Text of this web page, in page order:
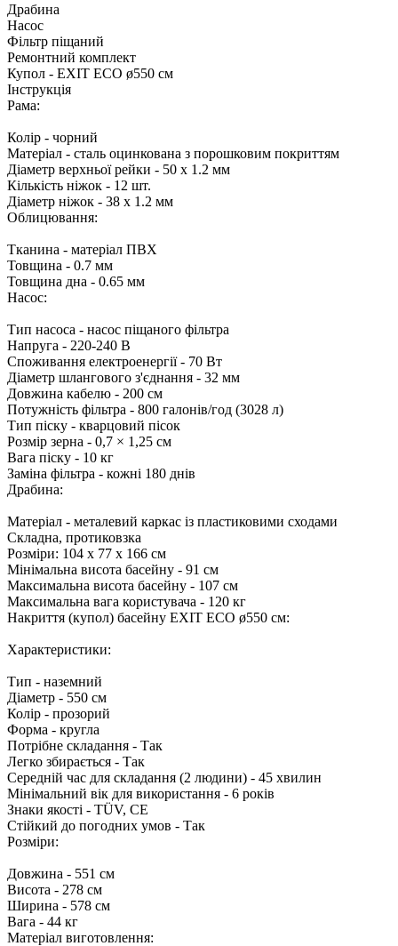
Драбина
Насос
Фільтр піщаний
Ремонтний комплект
Купол - EXIT ECO ø550 см
Інструкція
Рама:
Колір - чорний
Матеріал - сталь оцинкована з порошковим покриттям
Діаметр верхньої рейки - 50 х 1.2 мм
Кількість ніжок - 12 шт.
Діаметр ніжок - 38 х 1.2 мм
Облицювання:
Тканина - матеріал ПВХ
Товщина - 0.7 мм
Товщина дна - 0.65 мм
Насос:
Тип насоса - насос піщаного фільтра
Напруга - 220-240 В
Споживання електроенергії - 70 Вт
Діаметр шлангового з'єднання - 32 мм
Довжина кабелю - 200 см
Потужність фільтра - 800 галонів/год (3028 л)
Тип піску - кварцовий пісок
Розмір зерна - 0,7 × 1,25 см
Вага піску - 10 кг
Заміна фільтра - кожні 180 днів
Драбина:
Матеріал - металевий каркас із пластиковими сходами
Складна, протиковзка
Розміри: 104 х 77 х 166 см
Мінімальна висота басейну - 91 см
Максимальна висота басейну - 107 см
Максимальна вага користувача - 120 кг
Накриття (купол) басейну EXIT ECO ø550 см:
Характеристики:
Тип - наземний
Діаметр - 550 см
Колір - прозорий
Форма - кругла
Потрібне складання - Так
Легко збирається - Так
Середній час для складання (2 людини) - 45 хвилин
Мінімальний вік для використання - 6 років
Знаки якості - TÜV, CE
Стійкий до погодних умов - Так
Розміри:
Довжина - 551 см
Висота - 278 см
Ширина - 578 см
Вага - 44 кг
Матеріал виготовлення: